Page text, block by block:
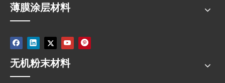
薄膜涂层材料
无机粉末材料